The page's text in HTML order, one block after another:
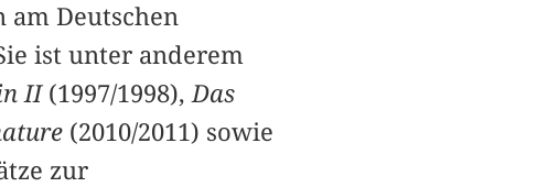
am Deutschen
ist unter anderem
II(1997/1998), Das
(2010/2011) sowie
zur